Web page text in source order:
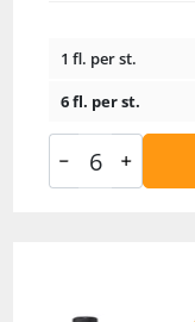
1 fl. per st.
6 fl. per st.